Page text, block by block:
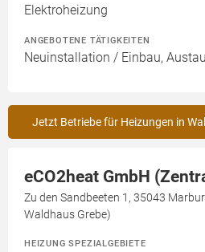
Elektroheizung
ANGEBOTENE TÄTIGKEITEN
Neuinstallation / Einbau,
Jetzt Betriebe für Heizungen in
eCO2heat GmbH
Zu den Sandbeeten 1, 35043
Waldhaus Grebe)
HEIZUNG SPEZIALGEBIETE